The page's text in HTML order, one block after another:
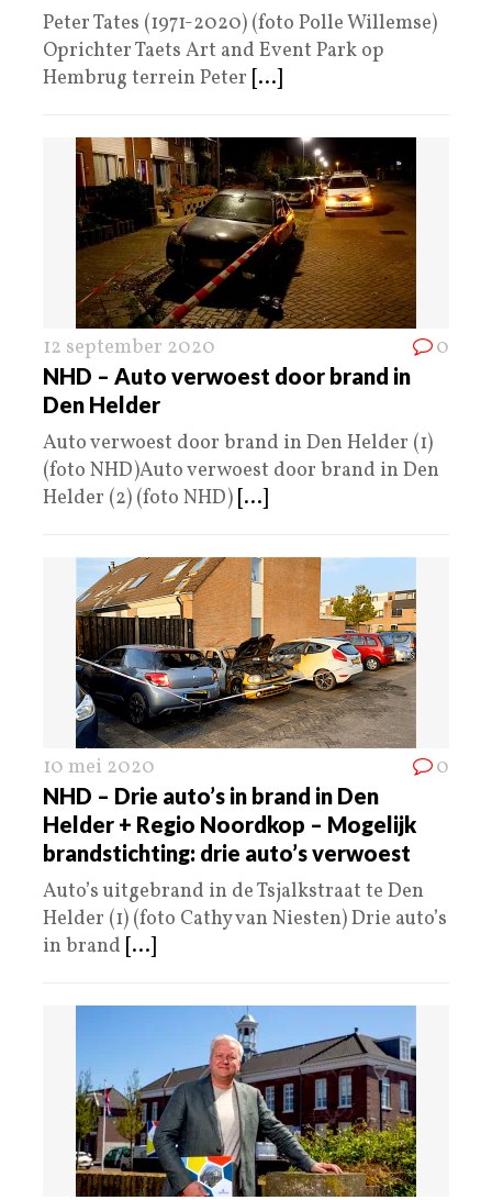
Peter Tates (1971-2020) (foto Polle Willemse)
Oprichter Taets Art and Event Park op
Hembrug terrein Peter [...]
12 september 2020 0
NHD – Auto verwoest door brand in
Den Helder
Auto verwoest door brand in Den Helder (1)
(foto NHD)Auto verwoest door brand in Den
Helder (2) (foto NHD) [...]
10 mei 2020 0
NHD – Drie auto’s in brand in Den
Helder + Regio Noordkop – Mogelijk
brandstichting: drie auto’s verwoest
Auto’s uitgebrand in de Tsjalkstraat te Den
Helder (1) (foto Cathy van Niesten) Drie auto’s
in brand [...]